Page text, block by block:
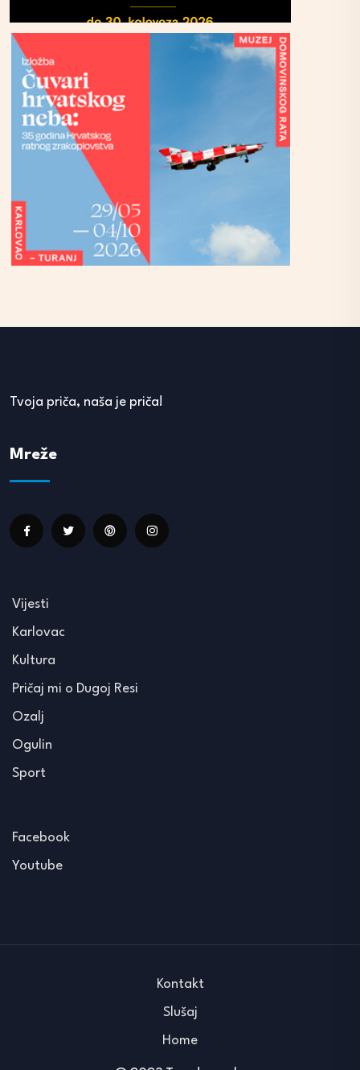
Tvoja priča, naša je priča!
Mreže
Vijesti
Karlovac
Kultura
Pričaj mi o Dugoj Resi
Ozalj
Ogulin
Sport
Facebook
Youtube
Kontakt
Slušaj
Home